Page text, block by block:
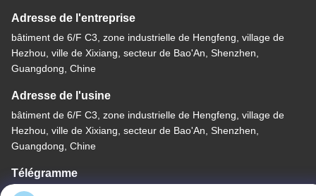
Adresse de l'entreprise
bâtiment de 6/F C3, zone industrielle de Hengfeng, village de
Hezhou, ville de Xixiang, secteur de Bao'An, Shenzhen,
Guangdong, Chine
Adresse de l'usine
bâtiment de 6/F C3, zone industrielle de Hengfeng, village de
Hezhou, ville de Xixiang, secteur de Bao'An, Shenzhen,
Guangdong, Chine
Télégramme
86--13662697476